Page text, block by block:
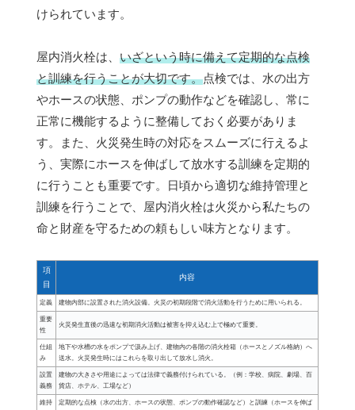
けられています。
屋内消火栓は、 いざという時に備えて定期的な点検
と訓練を行うことが大切です。点検では、水の出方
やホースの状態、ポンプの動作などを確認し、常に
正常に機能するように整備しておく必要がありま
す。また、火災発生時の対応をスムーズに行えるよ
う、実際にホースを伸ばして放水する訓練を定期的
に行うことも重要です。日頃から適切な維持管理と
訓練を行うことで、屋内消火栓は火災から私たちの
命と財産を守るための頼もしい味方となります。
項
目
内容
定義 建物内部に設置された消火設備。火災の初期段階で消火活動を行うために用いられる。
重要
性
火災発生直後の迅速な初期消火活動は被害を抑え込む上で極めて重要。
仕組
み
地下や水槽の水をポンプで汲み上げ、建物内の各階の消火栓箱（ホースとノズル格納）へ
送水。火災発生時にはこれらを取り出して放水し消火。
設置
義務
建物の大きさや用途によっては法律で義務付けられている。（例：学校、病院、劇場、百
貨店、ホテル、工場など）
維持
定期的な点検（水の出方、ホースの状態、ポンプの動作確認など）と訓練（ホースを伸ば